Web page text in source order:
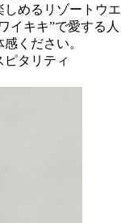
しめるリゾートウエ
イキキ”で愛する人
ください。
タリティ